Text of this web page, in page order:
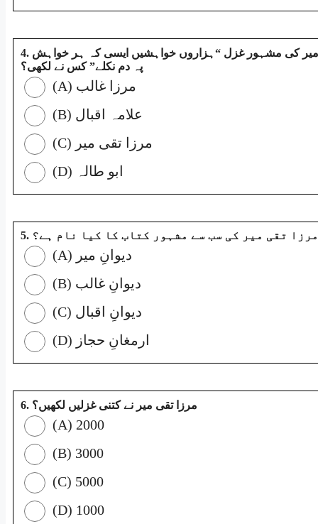
4. مرزا تقی میر کی مشہور غزل “ہزاروں خواہشیں ایسی کہ ہر خواہش
پہ دم نکلے” کس نے لکھی؟
(A) مرزا غالب
(B) علامہ اقبال
(C) مرزا تقی میر
(D) ابو طالہ
5. مرزا تقی میر کی سب سے مشہور کتاب کا کیا نام ہے؟
(A) دیوانِ میر
(B) دیوانِ غالب
(C) دیوانِ اقبال
(D) ارمغانِ حجاز
6. مرزا تقی میر نے کتنی غزلیں لکھیں؟
(A) 2000
(B) 3000
(C) 5000
(D) 1000